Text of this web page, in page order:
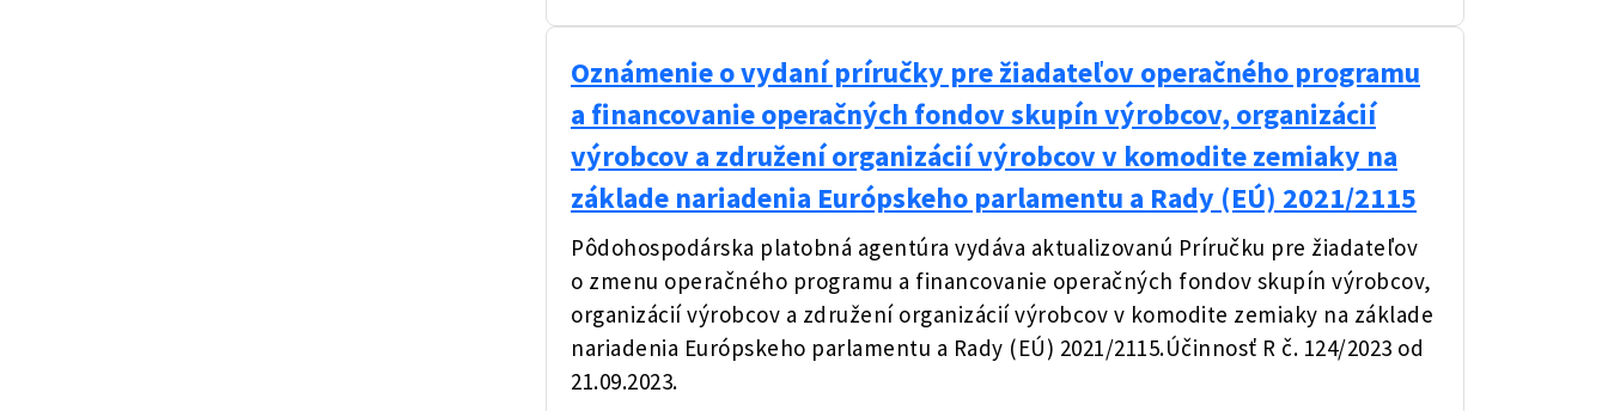
Oznámenie o vydaní príručky pre žiadateľov operačného programu
a financovanie operačných fondov skupín výrobcov, organizácií
výrobcov a združení organizácií výrobcov v komodite zemiaky na
základe nariadenia Európskeho parlamentu a Rady (EÚ) 2021/2115
Pôdohospodárska platobná agentúra vydáva aktualizovanú Príručku pre žiadateľov
o zmenu operačného programu a financovanie operačných fondov skupín výrobcov,
organizácií výrobcov a združení organizácií výrobcov v komodite zemiaky na základe
nariadenia Európskeho parlamentu a Rady (EÚ) 2021/2115.Účinnosť R č. 124/2023 od
21.09.2023.